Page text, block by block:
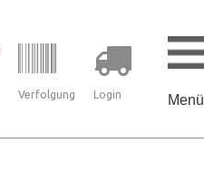
Verfolgung Login Menü